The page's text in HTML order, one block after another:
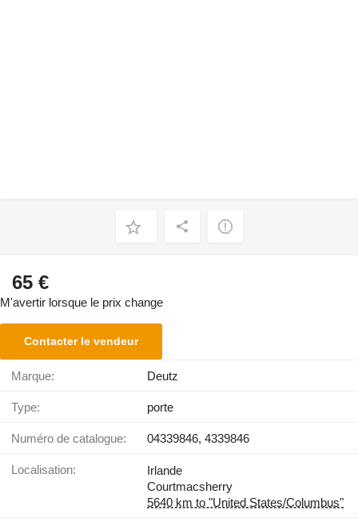
65 €
M'avertir lorsque le prix change
Contacter le vendeur
Marque: Deutz
Type: porte
Numéro de catalogue: 04339846, 4339846
Localisation:
Irlande
Courtmacsherry
5640 km to "United States/Columbus"